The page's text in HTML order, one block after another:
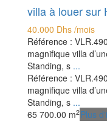
villa à louer sur
40.000 Dhs /mois
Référence :
magnifique villa
Standing, s ...
Référence :
magnifique villa
Standing, s ...
65 700.00 m2Plus